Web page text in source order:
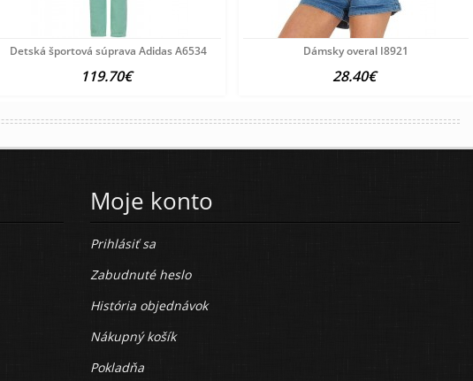
Detská športová súprava Adidas A6534
119.70€
Dámsky overal I8921
28.40€
Moje konto
Prihlásiť sa
Zabudnuté heslo
História objednávok
Nákupný košík
Pokladňa